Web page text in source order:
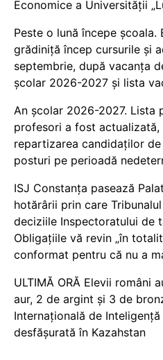
Economice a Universității
Peste o lună începe școala.
grădiniță încep cursurile și
septembrie, după vacanța
școlar 2026-2027 și lista
An școlar 2026-2027. Lista
profesori a fost
repartizarea candidaților
posturi pe perioadă
ISJ Constanța pasează
hotărârii prin care
deciziile Inspectoratului de
Obligațiile vă revin „în
conformat pentru că nu a
ULTIMĂ ORĂ Elevii români
aur, 2 de argint și 3 de
Internațională de
desfășurată în Kazahstan